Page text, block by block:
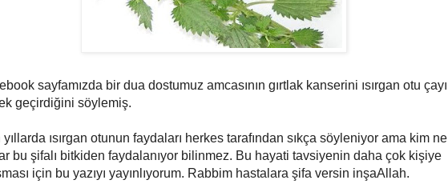
sayfamızda bir dua dostumuz amcasının gırtlak kanserini ısırgan otu çayı
geçirdiğini söylemiş.
yıllarda ısırgan otunun faydaları herkes tarafından sıkça söyleniyor ama kim ne
bu şifalı bitkiden faydalanıyor bilinmez. Bu hayati tavsiyenin daha çok kişiye
için bu yazıyı yayınlıyorum. Rabbim hastalara şifa versin inşaAllah.